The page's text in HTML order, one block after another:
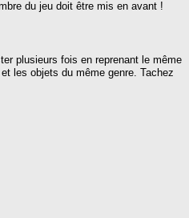
du jeu doit être mis en avant !
plusieurs fois en reprenant le même
les objets du même genre. Tachez